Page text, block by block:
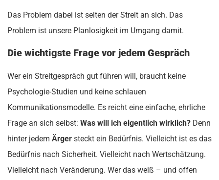
Das Problem dabei ist selten der Streit an sich. Das
Problem ist unsere Planlosigkeit im Umgang damit.
Die wichtigste Frage vor jedem Gespräch
Wer ein Streitgespräch gut führen will, braucht keine
Psychologie-Studien und keine schlauen
Kommunikationsmodelle. Es reicht eine einfache, ehrliche
Frage an sich selbst: Was will ich eigentlich wirklich? Denn
hinter jedem Ärger steckt ein Bedürfnis. Vielleicht ist es das
Bedürfnis nach Sicherheit. Vielleicht nach Wertschätzung.
Vielleicht nach Veränderung. Wer das weiß – und offen